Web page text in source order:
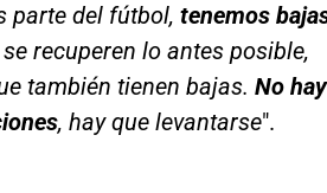
parte del fútbol, tenemos
recuperen lo antes posible,
también tienen bajas. No hay
, hay que levantarse".